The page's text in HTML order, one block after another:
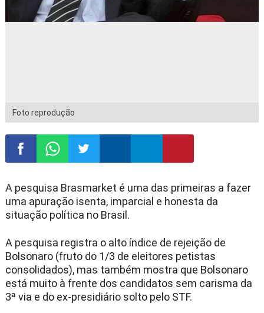
Foto reprodução
partil
no
Face
partil
har
no
What
partil
har
no
Twitt
Com
partil
har
no
Mes
Com
partil
har
no
Tele
partil
har
no
Parle
A pesquisa Brasmarket é uma das primeiras a fazer
uma apuração isenta, imparcial e honesta da
situação política no Brasil.
A pesquisa registra o alto índice de rejeição de
Bolsonaro (fruto do 1/3 de eleitores petistas
consolidados), mas também mostra que Bolsonaro
está muito à frente dos candidatos sem carisma da
3ª via e do ex-presidiário solto pelo STF.